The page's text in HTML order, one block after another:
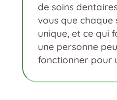
de soins
vous que chaque
unique, et ce qui
une personne
fonctionner pour